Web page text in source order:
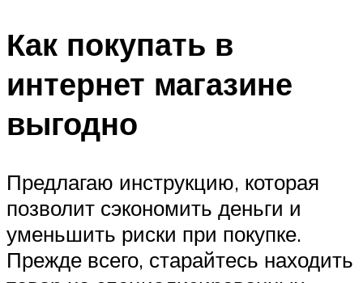
Как покупать в
интернет магазине
выгодно
Предлагаю инструкцию, которая
позволит сэкономить деньги и
уменьшить риски при покупке.
Прежде всего, старайтесь находить